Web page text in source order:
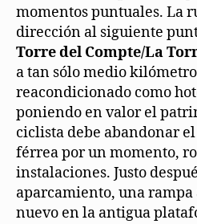
momentos puntuales. La
dirección al siguiente
Torre del Compte/La
a tan sólo medio
reacondicionado como
poniendo en valor el
ciclista debe abandonar
férrea por un momento,
instalaciones. Justo
aparcamiento, una
nuevo en la antigua